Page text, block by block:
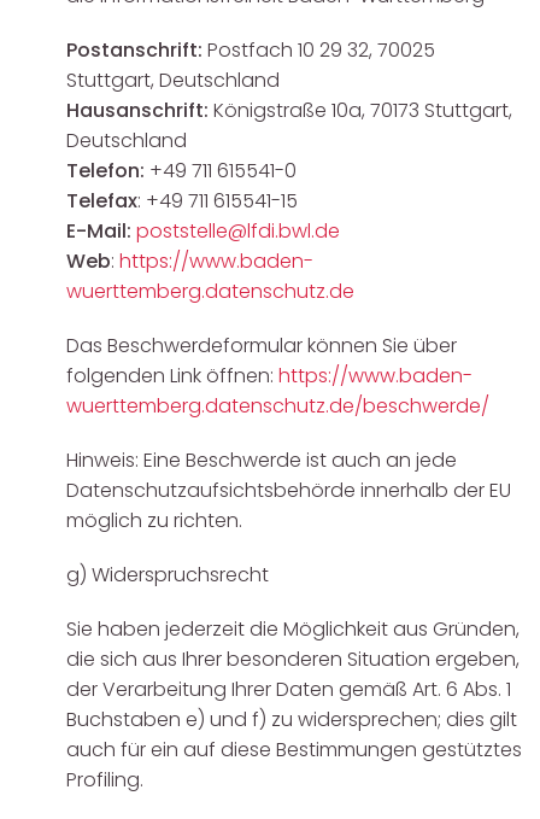
Postanschrift: Postfach 10 29 32, 70025
Stuttgart, Deutschland
Hausanschrift: Königstraße 10a, 70173 Stuttgart,
Deutschland
Telefon: +49 711 615541-0
Telefax: +49 711 615541-15
E-Mail: poststelle@lfdi.bwl.de
Web: https://www.baden-
wuerttemberg.datenschutz.de
Das Beschwerdeformular können Sie über
folgenden Link öffnen: https://www.baden-
wuerttemberg.datenschutz.de/beschwerde/
Hinweis: Eine Beschwerde ist auch an jede
Datenschutzaufsichtsbehörde innerhalb der EU
möglich zu richten.
g) Widerspruchsrecht
Sie haben jederzeit die Möglichkeit aus Gründen,
die sich aus Ihrer besonderen Situation ergeben,
der Verarbeitung Ihrer Daten gemäß Art. 6 Abs. 1
Buchstaben e) und f) zu widersprechen; dies gilt
auch für ein auf diese Bestimmungen gestütztes
Profiling.